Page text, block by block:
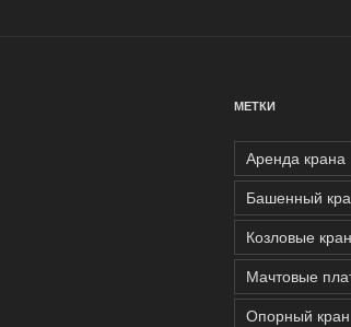
МЕТКИ
Аренда крана
Башенный
Козловые
Мачтовые
Опорный кран